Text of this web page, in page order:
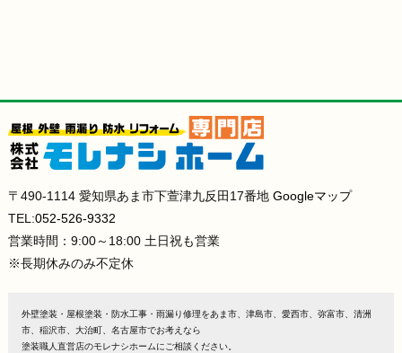
〒490-1114 愛知県あま市下萱津九反田17番地 Googleマップ
TEL:052-526-9332
営業時間：9:00～18:00 土日祝も営業
※長期休みのみ不定休
外壁塗装・屋根塗装・防水工事・雨漏り修理をあま市、津島市、愛西市、弥富市、清洲
市、稲沢市、大治町、名古屋市でお考えなら
塗装職人直営店のモレナシホームにご相談ください。